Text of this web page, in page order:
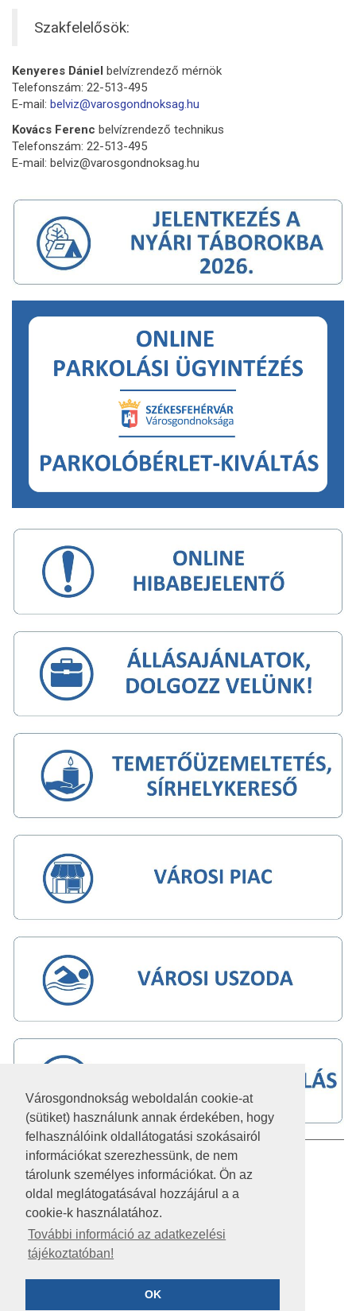
Városgondnokság weboldalán cookie-at
(sütiket) használunk annak érdekében, hogy
felhasználóink oldallátogatási szokásairól
információkat szerezhessünk, de nem
tárolunk személyes információkat. Ön az
oldal meglátogatásával hozzájárul a a
cookie-k használatához.
További információ az adatkezelési
tájékoztatóban!
OK
Szakfelelősök:
Kenyeres Dániel belvízrendező mérnök
Telefonszám: 22-513-495
E-mail: belviz@varosgondnoksag.hu
Kovács Ferenc belvízrendező technikus
Telefonszám: 22-513-495
E-mail: belviz@varosgondnoksag.hu
IMPRESSZUM
JOGI NYILATKOZAT
AKADÁLYMENTESÍTÉSI NYILATKOZAT
KÖZÉRDEKŰ ADATOK